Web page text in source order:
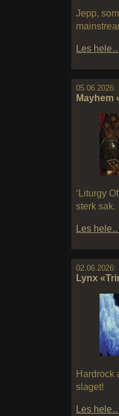
Jepp,
Les
05.06.2026:
Mayhem
‘Liturgy
sterk sak.
Les
02.06.2026:
Lynx
Hardrock
slaget!
Les